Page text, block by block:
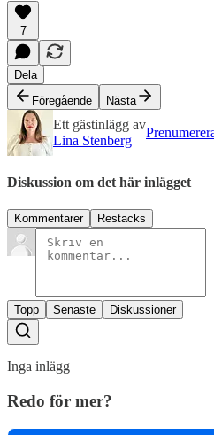
7
Dela
Föregående
Nästa
Ett gästinlägg av
Lina Stenberg
Diskussion om det här inlägget
Kommentarer Restacks
Topp Senaste Diskussioner
Inga inlägg
Redo för mer?